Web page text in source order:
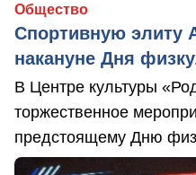
Общество
Спортивную элиту
накануне Дня
В Центре культуры
торжественное
предстоящему Дню